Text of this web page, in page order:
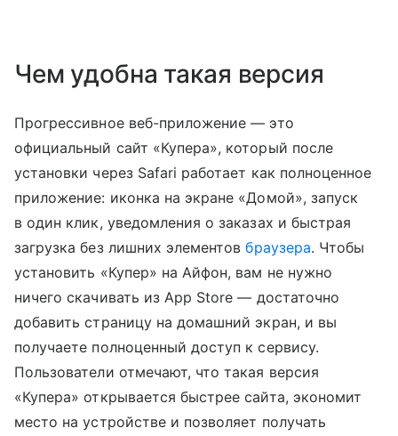
Чем удобна такая версия
Прогрессивное веб-приложение — это
официальный сайт «Купера», который после
установки через Safari работает как полноценное
приложение: иконка на экране «Домой», запуск
в один клик, уведомления о заказах и быстрая
загрузка без лишних элементовбраузера. Чтобы
установить «Купер» на Айфон, вам не нужно
ничего скачивать из App Store — достаточно
добавить страницу на домашний экран, и вы
получаете полноценный доступ к сервису.
Пользователи отмечают, что такая версия
«Купера» открывается быстрее сайта, экономит
место на устройстве и позволяет получать